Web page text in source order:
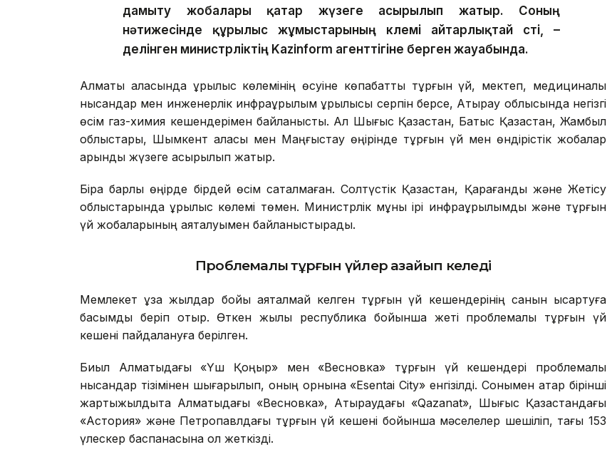
дамыту жобалары қатар жүзеге асырылып жатыр. Соның
нәтижесінде құрылыс жұмыстарының көлемі айтарлықтай өсті, –
делінген министрліктің Kazinform агенттігіне берген жауабында.
Алматы қаласында құрылыс көлемінің өсуіне көпқабатты тұрғын үй, мектеп, медициналық
нысандар мен инженерлік инфрақұрылым құрылысы серпін берсе, Атырау облысында негізгі
өсім газ-химия кешендерімен байланысты. Ал Шығыс Қазақстан, Батыс Қазақстан, Жамбыл
облыстары, Шымкент қаласы мен Маңғыстау өңірінде тұрғын үй мен өндірістік жобалар
қарқынды жүзеге асырылып жатыр.
Бірақ барлық өңірде бірдей өсім сақталмаған. Солтүстік Қазақстан, Қарағанды және Жетісу
облыстарында құрылыс көлемі төмен. Министрлік мұны ірі инфрақұрылымдық және тұрғын
үй жобаларының аяқталуымен байланыстырады.
Проблемалы тұрғын үйлер азайып келеді
Мемлекет ұзақ жылдар бойы аяқталмай келген тұрғын үй кешендерінің санын қысқартуға
басымдық беріп отыр. Өткен жылы республика бойынша жеті проблемалы тұрғын үй
кешені пайдалануға берілген.
Биыл Алматыдағы «Үш Қоңыр» мен «Весновка» тұрғын үй кешендері проблемалы
нысандар тізімінен шығарылып, оның орнына «Esentai City» енгізілді. Сонымен қатар бірінші
жартыжылдықта Алматыдағы «Весновка», Атыраудағы «Qazanat», Шығыс Қазақстандағы
«Астория» және Петропавлдағы тұрғын үй кешені бойынша мәселелер шешіліп, тағы 153
үлескер баспанасына қол жеткізді.